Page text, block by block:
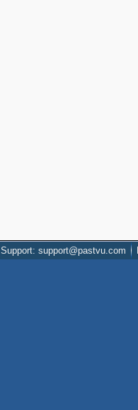
Support: support@pastvu.com